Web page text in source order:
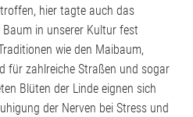
hier tagte auch das
in unserer Kultur fest
wie den Maibaum,
für zahlreiche Straßen und sogar
Blüten der Linde eignen sich
der Nerven bei Stress und